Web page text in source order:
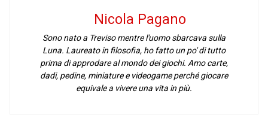
Nicola Pagano
Sono nato a Treviso mentre l'uomo sbarcava sulla
Luna. Laureato in filosofia, ho fatto un po' di tutto
prima di approdare al mondo dei giochi. Amo carte,
dadi, pedine, miniature e videogame perché giocare
equivale a vivere una vita in più.